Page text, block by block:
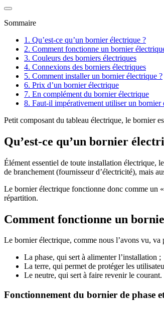
Sommaire
1. Qu’est-ce qu’un bornier électrique ?
2. Comment fonctionne un bornier
3. Couleurs des borniers électriques
4. Connexions des borniers électriques
5. Comment installer un bornier électrique ?
6. Prix d’un bornier électrique
7. En complément du bornier électrique
8. Faut-il impérativement utiliser un bornier
Petit composant du tableau électrique, le bornier
Qu’est-ce qu’un bornier
Élément essentiel de toute installation électrique,
de branchement (fournisseur d’électricité), mais
Le bornier électrique fonctionne donc comme un
répartition.
Comment fonctionne un
Le bornier électrique, comme nous l’avons vu,
La phase, qui sert à alimenter l’installation ;
La terre, qui permet de protéger les
Le neutre, qui sert à faire revenir le courant.
Fonctionnement du bornier de phase